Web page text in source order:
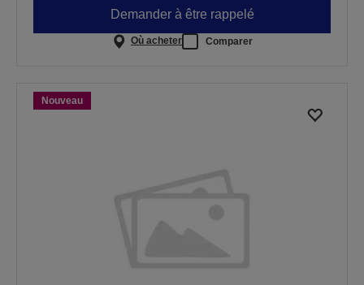
Demander à être rappelé
Où acheter Comparer
Nouveau